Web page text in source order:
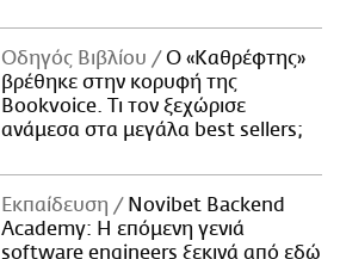
Οδηγός Βιβλίου
Ο «Καθρέφτης»
βρέθηκε στην κορυφή της
Bookvoice. Τι τον ξεχώρισε
ανάμεσα στα μεγάλα best sellers;
Εκπαίδευση
Novibet Backend
Academy: Η επόμενη γενιά
software engineers ξεκινά από εδώ